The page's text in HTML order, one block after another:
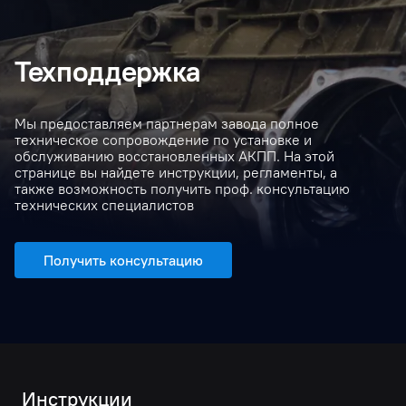
Техподдержка
Мы предоставляем партнерам завода полное
техническое сопровождение по установке и
обслуживанию восстановленных АКПП. На этой
странице вы найдете инструкции, регламенты, а
также возможность получить проф. консультацию
технических специалистов
Получить консультацию
Инструкции